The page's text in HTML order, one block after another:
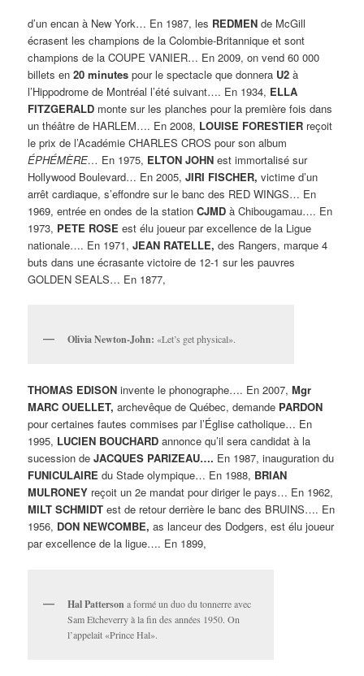
d’un encan à New York… En 1987, les REDMEN de McGill
écrasent les champions de la Colombie-Britannique et sont
champions de la COUPE VANIER… En 2009, on vend 60 000
billets en20 minutes pour le spectacle que donnera U2 à
l’Hippodrome de Montréal l’été suivant…. En 1934, ELLA
FITZGERALD monte sur les planches pour la première fois dans
un théâtre de HARLEM…. En 2008, LOUISE FORESTIER reçoit
le prix de l’Académie CHARLES CROS pour son album
ÉPHÉMÈRE… En 1975, ELTON JOHN est immortalisé sur
Hollywood Boulevard… En 2005,JIRI FISCHER, victime d’un
arrêt cardiaque, s’effondre sur le banc des RED WINGS… En
1969, entrée en ondes de la stationCJMD à Chibougamau…. En
1973, PETE ROSE est élu joueur par excellence de la Ligue
nationale…. En 1971,JEAN RATELLE, des Rangers, marque 4
buts dans une écrasante victoire de 12-1 sur les pauvres
GOLDEN SEALS… En 1877,
Olivia Newton-John: «Let’s get physical».
THOMAS EDISON invente le phonographe…. En 2007,Mgr
MARC OUELLET, archevêque de Québec, demande PARDON
pour certaines fautes commises par l’Église catholique… En
1995, LUCIEN BOUCHARD annonce qu’il sera candidat à la
sucession deJACQUES PARIZEAU…. En 1987, inauguration du
FUNICULAIRE du Stade olympique… En 1988, BRIAN
MULRONEY reçoit un 2e mandat pour diriger le pays… En 1962,
MILT SCHMIDT est de retour derrière le banc des BRUINS…. En
1956, DON NEWCOMBE, as lanceur des Dodgers, est élu joueur
par excellence de la ligue…. En 1899,
Hal Patterson a formé un duo du tonnerre avec
Sam Etcheverry à la fin des années 1950. On
l’appelait «Prince Hal».